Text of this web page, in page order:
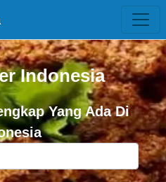
Indonesia
Yang Ada Di